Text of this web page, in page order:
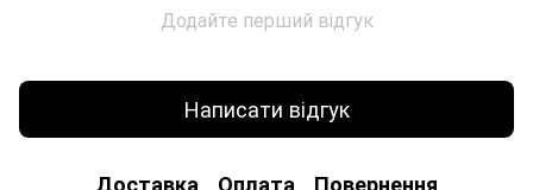
Додайте перший відгук
Написати відгук